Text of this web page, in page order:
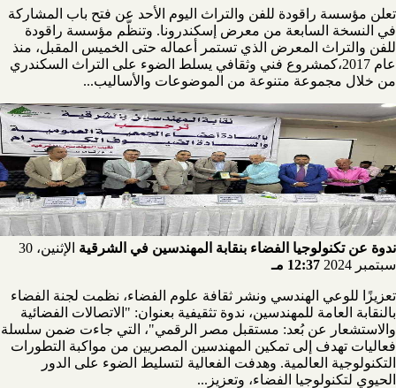
تعلن مؤسسة راقودة للفن والتراث اليوم الأحد عن فتح باب المشاركة
في النسخة السابعة من معرض إسكندرونا. وتنظّم مؤسسة راقودة
للفن والتراث المعرض الذي تستمر أعماله حتى الخميس المقبل، منذ
عام 2017،كمشروع فني وثقافي يسلط الضوء على التراث السكندري
من خلال مجموعة متنوعة من الموضوعات والأساليب...
ندوة عن تكنولوجيا الفضاء بنقابة المهندسين في الشرقية
الإثنين، 30
سبتمبر 2024
12:37 مـ
تعزيزًا للوعي الهندسي ونشر ثقافة علوم الفضاء، نظمت لجنة الفضاء
بالنقابة العامة للمهندسين، ندوة تثقيفية بعنوان: "الاتصالات الفضائية
والاستشعار عن بُعد: مستقبل مصر الرقمي"، التي جاءت ضمن سلسلة
فعاليات تهدف إلى تمكين المهندسين المصريين من مواكبة التطورات
التكنولوجية العالمية. وهدفت الفعالية لتسليط الضوء على الدور
الحيوي لتكنولوجيا الفضاء، وتعزيز...